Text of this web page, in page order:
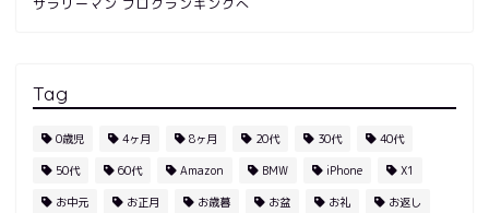
Tag
0歳児 4ヶ月 8ヶ月 20代 30代 40代
50代 60代 Amazon BMW iPhone X1
お中元 お正月 お歳暮 お盆 お礼 お返し